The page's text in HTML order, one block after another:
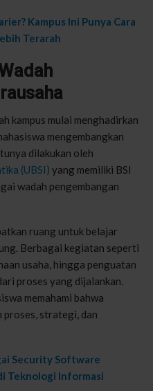
Kampus Ini Punya Cara
Terarah
kampus mulai menghadirkan
mengembangkan
dilakukan oleh
(UBSI) yang memiliki BSI
wadah pengembangan
ruang untuk belajar
Berbagai kegiatan seperti
usaha, hingga penguatan
proses yang dijalankan.
memahami bahwa
proses, strategi, dan
Security Software
Teknologi Informasi